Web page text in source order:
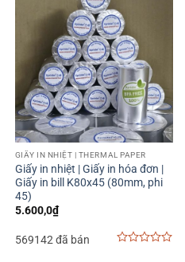
GIẤY IN NHIỆT | THERMAL PAPER
Giấy in nhiệt | Giấy in hóa đơn |
Giấy in bill K80x45 (80mm, phi
45)
5.600,0₫
569142 đã bán